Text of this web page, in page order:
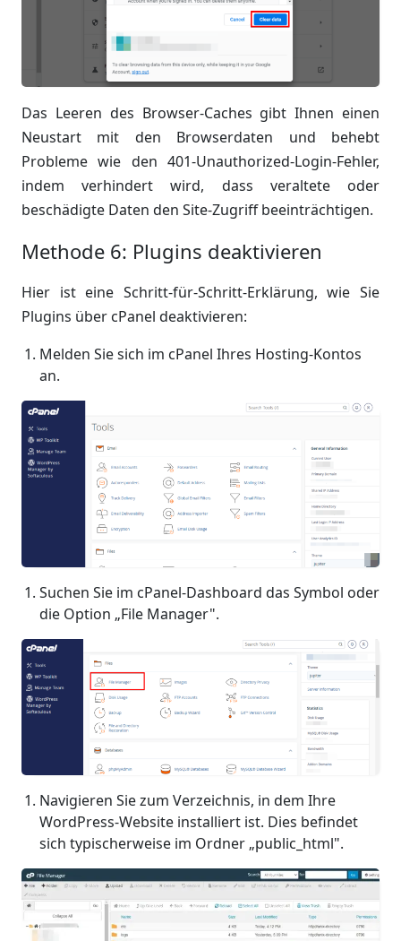
Das Leeren des Browser-Caches gibt Ihnen einen
Neustart mit den Browserdaten und behebt
Probleme wie den 401-Unauthorized-Login-Fehler,
indem verhindert wird, dass veraltete oder
beschädigte Daten den Site-Zugriff beeinträchtigen.
Methode 6: Plugins deaktivieren
Hier ist eine Schritt-für-Schritt-Erklärung, wie Sie
Plugins über cPanel deaktivieren:
Melden Sie sich im cPanel Ihres Hosting-Kontos
an.
Suchen Sie im cPanel-Dashboard das Symbol oder
die Option „File Manager".
Navigieren Sie zum Verzeichnis, in dem Ihre
WordPress-Website installiert ist. Dies befindet
sich typischerweise im Ordner „public_html".